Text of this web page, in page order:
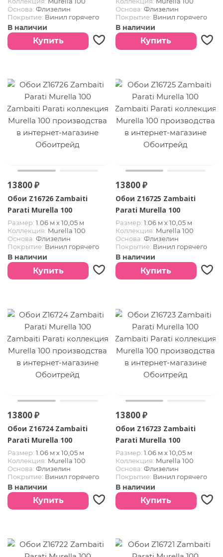
Основа: Флизелин
Покрытие: Винил горячего
тиснения
В наличии
Купить
Основа: Флизелин
Покрытие: Винил горячего
тиснения
В наличии
Купить
13800 ₽
Обои Z16726 Zambaiti
Parati Murella 100
Размер: 1.06 м х 10,05 м
Коллекция: Murella 100
Основа: Флизелин
Покрытие: Винил горячего
тиснения
В наличии
Купить
13800 ₽
Обои Z16725 Zambaiti
Parati Murella 100
Размер: 1.06 м х 10,05 м
Коллекция: Murella 100
Основа: Флизелин
Покрытие: Винил горячего
тиснения
В наличии
Купить
13800 ₽
Обои Z16724 Zambaiti
Parati Murella 100
Размер: 1.06 м х 10,05 м
Коллекция: Murella 100
Основа: Флизелин
Покрытие: Винил горячего
тиснения
В наличии
Купить
13800 ₽
Обои Z16723 Zambaiti
Parati Murella 100
Размер: 1.06 м х 10,05 м
Коллекция: Murella 100
Основа: Флизелин
Покрытие: Винил горячего
тиснения
В наличии
Купить